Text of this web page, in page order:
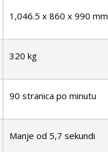
1,046.5 x 860 x 990 mm
320 kg
90 stranica po minutu
Manje od 5,7 sekundi